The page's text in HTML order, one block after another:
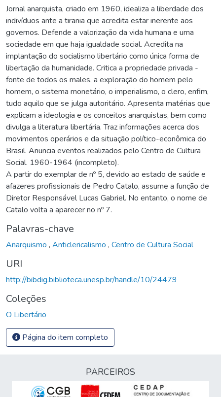
Jornal anarquista, criado em 1960, idealiza a liberdade dos
indivíduos ante a tirania que acredita estar inerente aos
governos. Defende a valorização da vida humana e uma
sociedade em que haja igualdade social. Acredita na
implantação do socialismo libertário como única forma de
libertação da humanidade. Critica a propriedade privada -
fonte de todos os males, a exploração do homem pelo
homem, o sistema monetário, o imperialismo, o clero, enfim,
tudo aquilo que se julga autoritário. Apresenta matérias que
explicam a ideologia e os conceitos anarquistas, bem como
divulga a literatura libertária. Traz informações acerca dos
movimentos operários e da situação político-econômica do
Brasil. Anuncia eventos realizados pelo Centro de Cultura
Social. 1960-1964 (incompleto).
A partir do exemplar de nº 5, devido ao estado de saúde e
afazeres profissionais de Pedro Catalo, assume a função de
Diretor Responsável Lucas Gabriel. No entanto, o nome de
Catalo volta a aparecer no nº 7.
Palavras-chave
Anarquismo , Anticlericalismo , Centro de Cultura Social
URI
http://bibdig.biblioteca.unesp.br/handle/10/24479
Coleções
O Libertário
Página do item completo
PARCEIROS